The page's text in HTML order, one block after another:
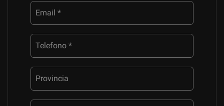
Email *
Telefono *
Provincia